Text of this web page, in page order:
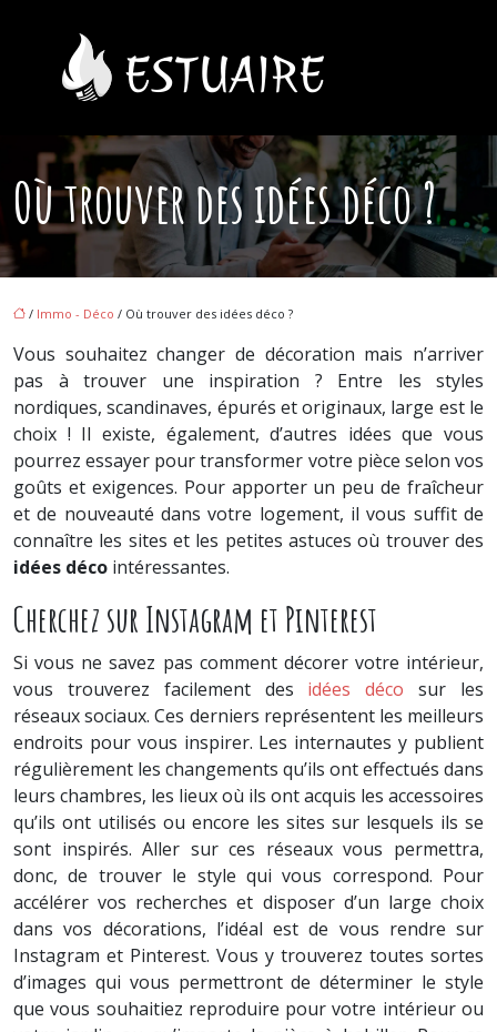
Où trouver des idées déco ?
/ Immo - Déco / Où trouver des idées déco ?
Vous souhaitez changer de décoration mais n’arriver
pas à trouver une inspiration ? Entre les styles
nordiques, scandinaves, épurés et originaux, large est le
choix ! Il existe, également, d’autres idées que vous
pourrez essayer pour transformer votre pièce selon vos
goûts et exigences. Pour apporter un peu de fraîcheur
et de nouveauté dans votre logement, il vous suffit de
connaître les sites et les petites astuces où trouver des
idées déco intéressantes.
Cherchez sur Instagram et Pinterest
Si vous ne savez pas comment décorer votre intérieur,
vous trouverez facilement des idées déco sur les
réseaux sociaux. Ces derniers représentent les meilleurs
endroits pour vous inspirer. Les internautes y publient
régulièrement les changements qu’ils ont effectués dans
leurs chambres, les lieux où ils ont acquis les accessoires
qu’ils ont utilisés ou encore les sites sur lesquels ils se
sont inspirés. Aller sur ces réseaux vous permettra,
donc, de trouver le style qui vous correspond. Pour
accélérer vos recherches et disposer d’un large choix
dans vos décorations, l’idéal est de vous rendre sur
Instagram et Pinterest. Vous y trouverez toutes sortes
d’images qui vous permettront de déterminer le style
que vous souhaitiez reproduire pour votre intérieur ou